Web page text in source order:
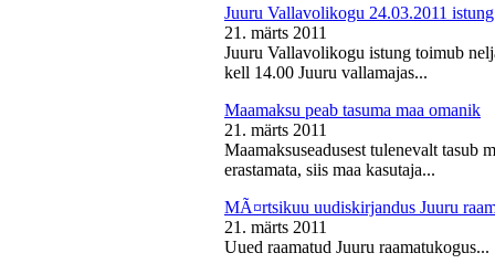
Juuru Vallavolikogu 24.03.2011 istung
21. märts 2011
Juuru Vallavolikogu istung toimub
kell 14.00 Juuru vallamajas...
Maamaksu peab tasuma maa omanik
21. märts 2011
Maamaksuseadusest tulenevalt tasub
erastamata, siis maa kasutaja...
MÃ¤rtsikuu uudiskirjandus Juuru
21. märts 2011
Uued raamatud Juuru raamatukogus...